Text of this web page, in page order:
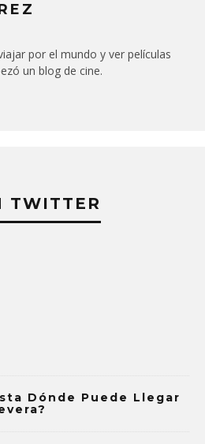
por el mundo y ver películas
un blog de cine.
TWITTER
Dónde Puede Llegar